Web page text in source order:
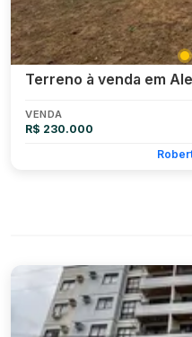
Terreno à venda em
VENDA
R$ 230.000